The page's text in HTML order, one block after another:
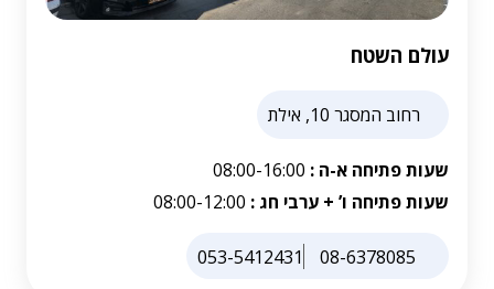
עולם השטח
רחוב המסגר 10, אילת
שעות פתיחה א-ה : 08:00-16:00
שעות פתיחה ו’ + ערבי חג : 08:00-12:00
08-6378085
053-5412431